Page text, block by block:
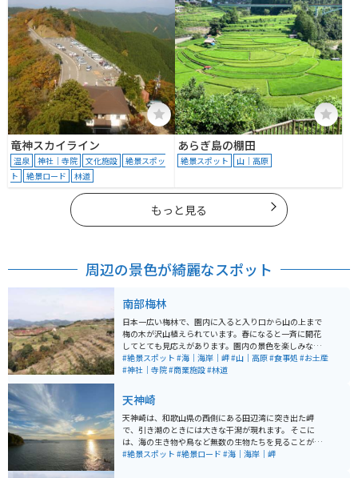
竜神スカイライン
温泉 神社｜寺院 文化施設
絶景スポッ
ト
絶景ロード 林道
あらぎ島の棚田
絶景スポット 山｜高原
もっと見る
周辺の景色が綺麗なスポット
南部梅林
日本一広い梅林で、園内に入ると入り口から山の上まで
梅の木が沢山植えられています。春になると一斉に開花
してとても見応えがあります。園内の景色を楽しみなが
ら歩いていると丁度良い運動になります。 入り口に神社
があり、進むとイベント広場があり、更に行くと山頂か
はり寿司が売られています。駐車場では梅昆布茶や梅饅
頭、様々な種類の味付けの梅干しがお土産として売られ
ています。
#絶景スポット #海｜海岸｜岬#山｜高原#食事処 #お土産
#神社｜寺院#商業施設#林道
天神崎
天神崎は、和歌山県の西側にある田辺湾に突き出た岬
で、引き潮のときには大きな干潟が現れます。 そこに
は、海の生き物や鳥など無数の生物たちを見ることがで
きます。 また、そのときの風や天気などの条件が合え
#絶景スポット #絶景ロード #海｜海岸｜岬